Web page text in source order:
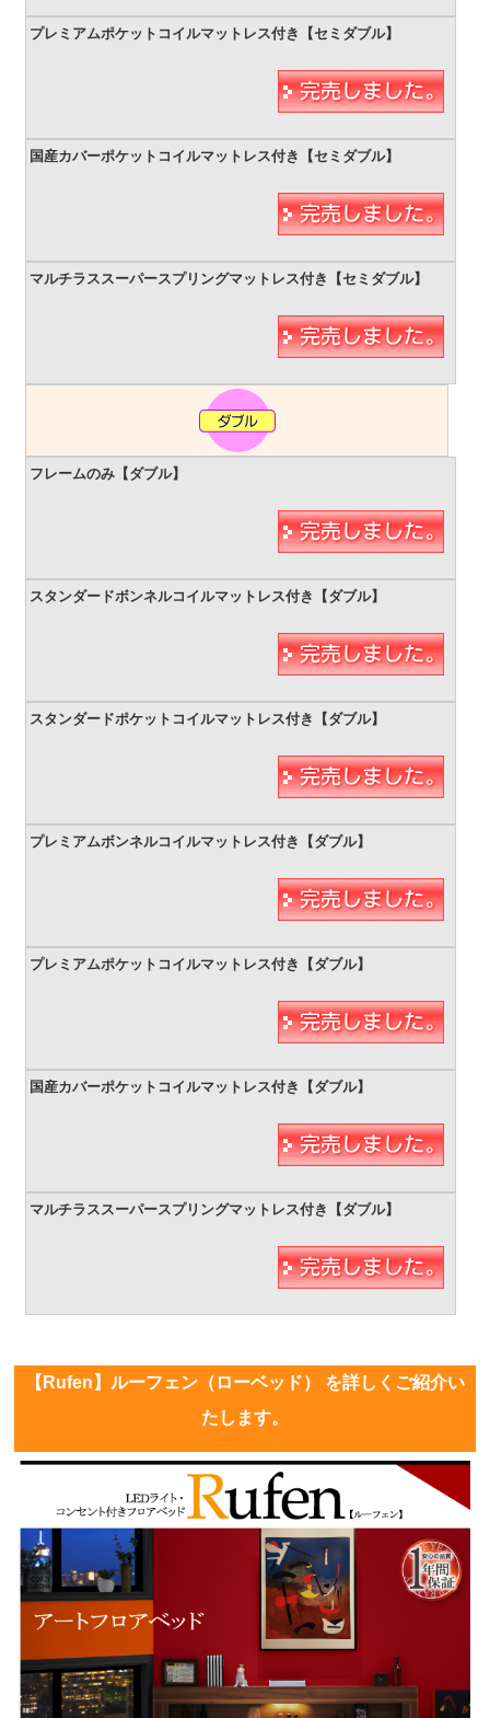
【Rufen】ルーフェン（ローベッド） を詳しくご紹介い
たします。